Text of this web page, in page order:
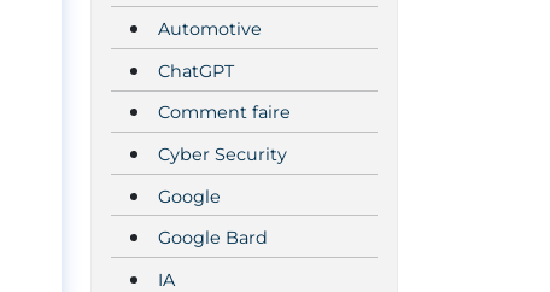
Automotive
ChatGPT
Comment faire
Cyber Security
Google
Google Bard
IA